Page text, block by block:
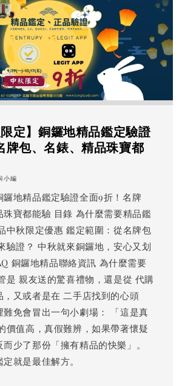
定】銅鑼地精品鑑定驗證
牌包、名錶、精品珠寶都
小編
鑼地精品鑑定驗證全面9折！名牌
珠寶都能驗 目錄 為什麼需要精品鑑
中秋限定優惠 鑑定範圍：從名牌包
驗證？ 中秋就來銅鑼地，安心又划
銅鑼地精品聯絡資訊 為什麼需要
是 親友送的驚喜禮物，還是從 代購
，又或者是在 二手店找到的心頭
難免會冒出一句小劇場： 「這是真
價值高，真假難辨，如果帶著懷疑
少了那份「擁有精品的快樂」。
就是最佳解方。